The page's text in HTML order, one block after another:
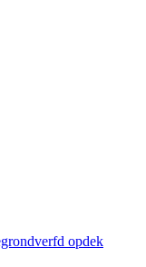
opdek